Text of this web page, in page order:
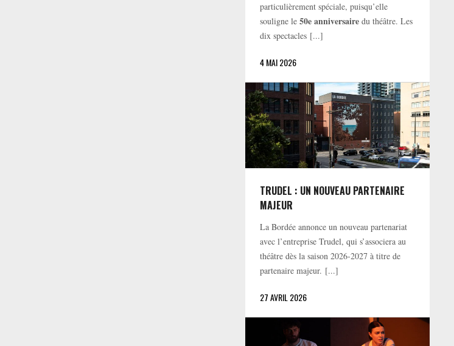
particulièrement spéciale, puisqu’elle
souligne le50e anniversaire du théâtre. Les
dix spectacles [...]
4 MAI 2026
TRUDEL : UN NOUVEAU PARTENAIRE
MAJEUR
La Bordée annonce un nouveau partenariat
avec l’entreprise Trudel, qui s’associera au
théâtre dès la saison 2026-2027 à titre de
partenaire majeur. [...]
27 AVRIL 2026